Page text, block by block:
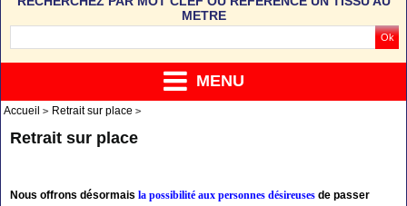
MENU
METRE
Accueil Retrait sur place
Retrait sur place
Nous offrons désormais la possibilité aux personnes désireuses de passer